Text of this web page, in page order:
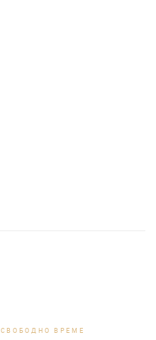
СВОБОДНО ВРЕМЕ